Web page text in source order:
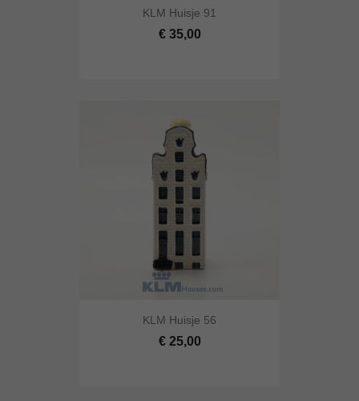
KLM Huisje 91
€ 35,00
KLM Huisje 56
€ 25,00